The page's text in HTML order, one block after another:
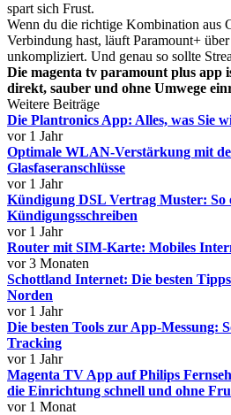
spart sich Frust.
Wenn du die richtige Kombination aus
Verbindung hast, läuft Paramount+
unkompliziert. Und genau so sollte
Die magenta tv paramount plus app
direkt, sauber und ohne Umwege
Weitere Beiträge
Die Plantronics App: Alles, was Sie
vor 1 Jahr
Optimale WLAN-Verstärkung mit
Glasfaseranschlüsse
vor 1 Jahr
Kündigung DSL Vertrag Muster: So
Kündigungsschreiben
vor 1 Jahr
Router mit SIM-Karte: Mobiles
vor 3 Monaten
Schottland Internet: Die besten
Norden
vor 1 Jahr
Die besten Tools zur App-Messung:
Tracking
vor 1 Jahr
Magenta TV App auf Philips
die Einrichtung schnell und ohne
vor 1 Monat